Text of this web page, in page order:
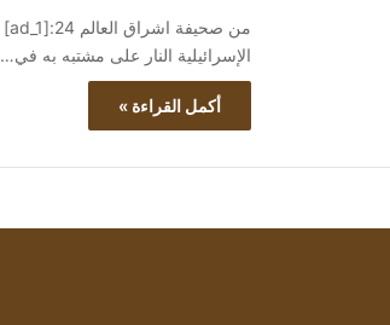
الإسرائيلية النار على مشتبه به في…
أكمل القراءة »